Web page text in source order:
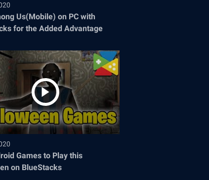
Us(Mobile) on PC with
for the Added Advantage
Games to Play this
on BlueStacks